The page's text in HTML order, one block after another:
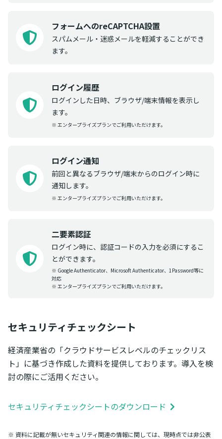
フォームへのreCAPTCHA設置
スパムメール・迷惑メールを軽減することができ
ます。
ログイン履歴
ログインした日時、ブラウザ/端末情報を表示し
ます。
※ エンタープライズプランでご利用いただけます。
ログイン通知
前回と異なるブラウザ/端末からのログイン時に
通知します。
※ エンタープライズプランでご利用いただけます。
二要素認証
ログイン時に、認証コードの入力を必須にするこ
とができます。
※ Google Authenticator、Microsoft Authenticator、1Password等に
対応
※ エンタープライズプランでご利用いただけます。
セキュリティチェックシート
経済産業省の「クラウドサービスレベルのチェックリス
ト」に基づき作成した資料を提供しております。導入を検
討の際にご活用ください。
セキュリティチェックシートのダウンロード
※ 資料に記載が無いセキュリティ関連の情報に関しては、現時点では非公表